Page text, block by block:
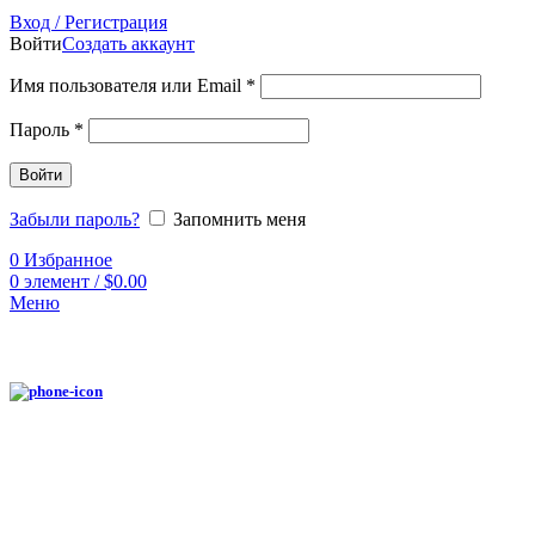
Вход / Регистрация
ВойтиСоздать аккаунт
Имя пользователя или Email *
Пароль *
Войти
Забыли пароль?
Запомнить меня
0 Избранное
0 элемент / $0.00
Меню